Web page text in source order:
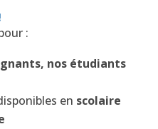
:
nos étudiants
en scolaire